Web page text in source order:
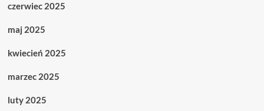
czerwiec 2025
maj 2025
kwiecień 2025
marzec 2025
luty 2025